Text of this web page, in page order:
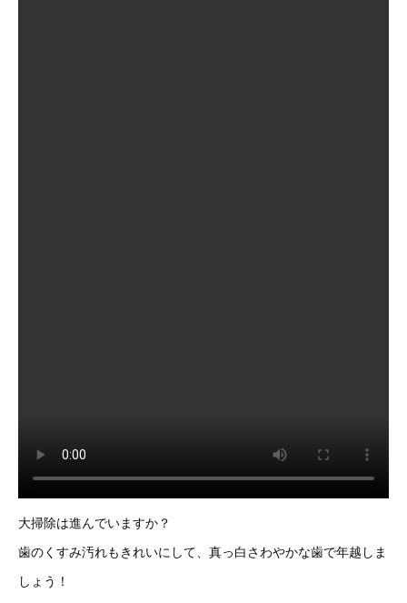
大掃除は進んでいますか？
歯のくすみ汚れもきれいにして、真っ白さわやかな歯で年越しま
しょう！